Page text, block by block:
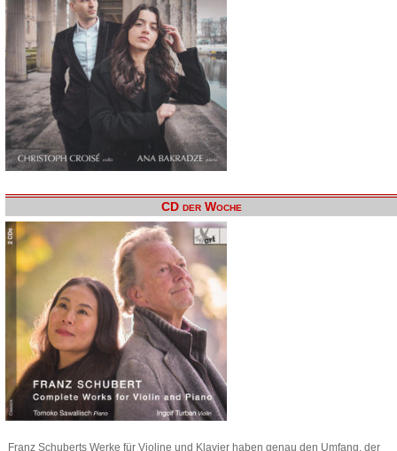
CD der Woche
Franz Schuberts Werke für Violine und Klavier haben genau den Umfang, der